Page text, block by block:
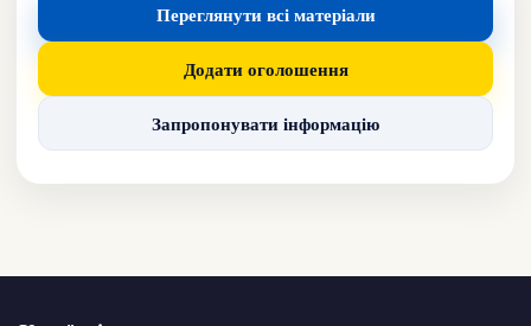
Переглянути всі матеріали
Додати оголошення
Запропонувати інформацію